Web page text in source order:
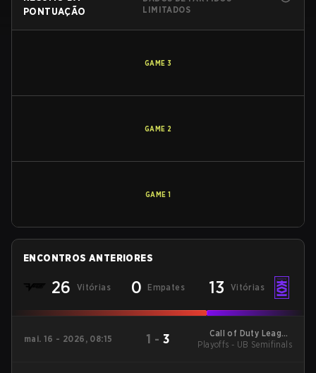
PONTUAÇÃO
LIMITADOS
GAME 3
GAME 2
GAME 1
ENCONTROS ANTERIORES
26 Vitórias 0 Empates 13 Vitórias
mai. 16 - 2026, 08:15 1 - 3
Call of Duty League
Major 3
Playoffs - UB Semifinals